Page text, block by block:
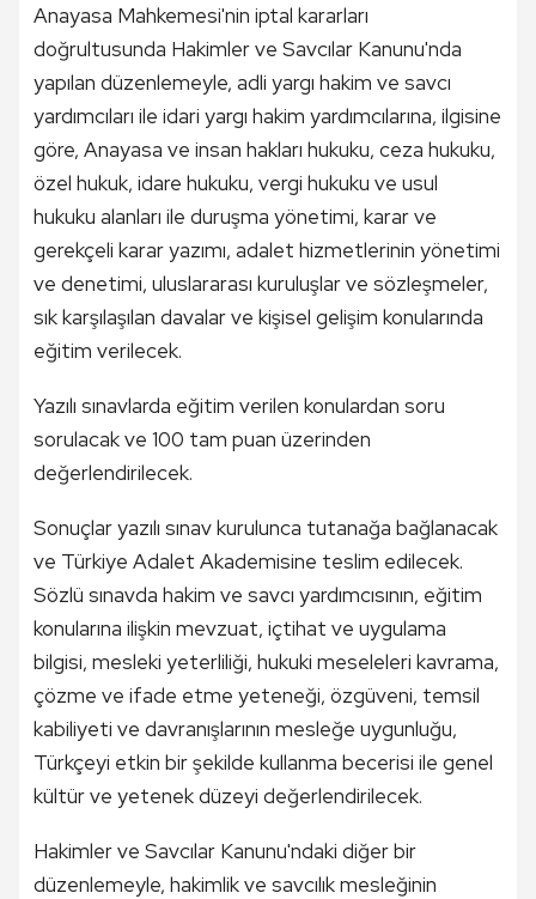
Anayasa Mahkemesi'nin iptal kararları
doğrultusunda Hakimler ve Savcılar Kanunu'nda
yapılan düzenlemeyle, adli yargı hakim ve savcı
yardımcıları ile idari yargı hakim yardımcılarına, ilgisine
göre, Anayasa ve insan hakları hukuku, ceza hukuku,
özel hukuk, idare hukuku, vergi hukuku ve usul
hukuku alanları ile duruşma yönetimi, karar ve
gerekçeli karar yazımı, adalet hizmetlerinin yönetimi
ve denetimi, uluslararası kuruluşlar ve sözleşmeler,
sık karşılaşılan davalar ve kişisel gelişim konularında
eğitim verilecek.
Yazılı sınavlarda eğitim verilen konulardan soru
sorulacak ve 100 tam puan üzerinden
değerlendirilecek.
Sonuçlar yazılı sınav kurulunca tutanağa bağlanacak
ve Türkiye Adalet Akademisine teslim edilecek.
Sözlü sınavda hakim ve savcı yardımcısının, eğitim
konularına ilişkin mevzuat, içtihat ve uygulama
bilgisi, mesleki yeterliliği, hukuki meseleleri kavrama,
çözme ve ifade etme yeteneği, özgüveni, temsil
kabiliyeti ve davranışlarının mesleğe uygunluğu,
Türkçeyi etkin bir şekilde kullanma becerisi ile genel
kültür ve yetenek düzeyi değerlendirilecek.
Hakimler ve Savcılar Kanunu'ndaki diğer bir
düzenlemeyle, hakimlik ve savcılık mesleğinin